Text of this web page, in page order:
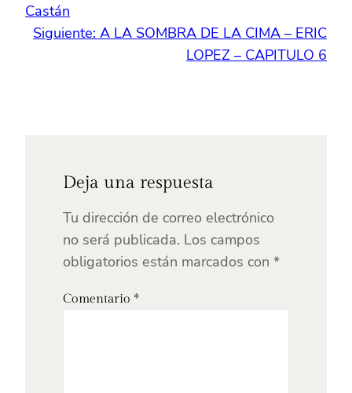
Castán
Siguiente: A LA SOMBRA DE LA CIMA – ERIC
LOPEZ – CAPITULO 6
Deja una respuesta
Tu dirección de correo electrónico
no será publicada. Los campos
obligatorios están marcados con *
Comentario *